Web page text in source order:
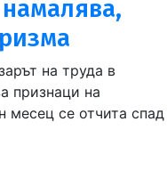
на труда в
признаци на
месец се отчита спад